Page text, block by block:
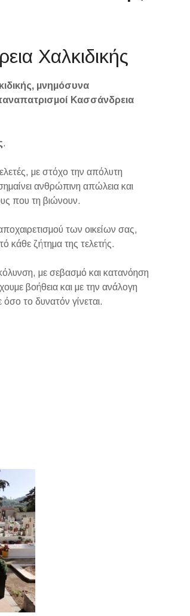
Χαλκιδικής
μνημόσυνα
Κασσάνδρεια
.
με στόχο την απόλυτη
ανθρώπινη απώλεια και
που τη βιώνουν.
των οικείων σας,
κάθε ζήτημα της τελετής.
με σεβασμό και κατανόηση
βοήθεια και με την ανάλογη
το δυνατόν γίνεται.